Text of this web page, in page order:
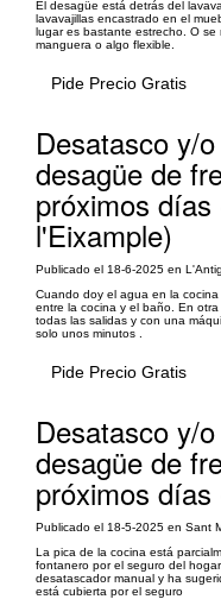
El desagüe está detrás del
lavavajillas encastrado en el
lugar es bastante estrecho. O se
manguera o algo flexible.
Pide Precio Gratis
Desatasco y/
desagüe de
próximos
l'Eixample)
Publicado el 18-6-2025 en
Cuando doy el agua en la
entre la cocina y el baño. En
todas las salidas y con una
solo unos minutos .
Pide Precio Gratis
Desatasco y/
desagüe de
próximos
Publicado el 18-5-2025 en Sant
La pica de la cocina está
fontanero por el seguro del
desatascador manual y ha
está cubierta por el seguro